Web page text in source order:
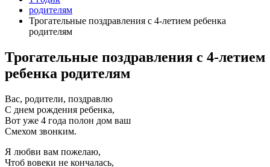
родителям
Трогательные поздравления с 4-летием ребенка
родителям
Трогательные поздравления с 4-летием
ребенка родителям
Вас, родители, поздравлю
С днем рождения ребенка,
Вот уже 4 года полон дом ваш
Смехом звонким.
Я любви вам пожелаю,
Чтоб вовеки не кончалась,